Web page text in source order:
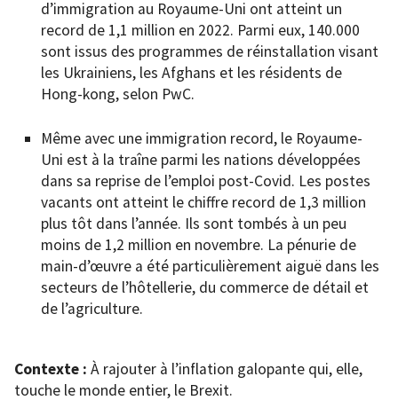
d’immigration au Royaume-Uni ont atteint un
record de 1,1 million en 2022. Parmi eux, 140.000
sont issus des programmes de réinstallation visant
les Ukrainiens, les Afghans et les résidents de
Hong-kong, selon PwC.
Même avec une immigration record, le Royaume-
Uni est à la traîne parmi les nations développées
dans sa reprise de l’emploi post-Covid. Les postes
vacants ont atteint le chiffre record de 1,3 million
plus tôt dans l’année. Ils sont tombés à un peu
moins de 1,2 million en novembre. La pénurie de
main-d’œuvre a été particulièrement aiguë dans les
secteurs de l’hôtellerie, du commerce de détail et
de l’agriculture.
Contexte : À rajouter à l’inflation galopante qui, elle,
touche le monde entier, le Brexit.